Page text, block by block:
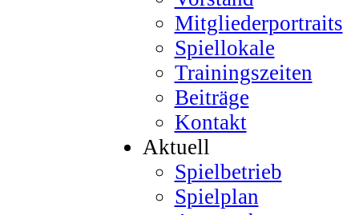
Mitgliederportraits
Spiellokale
Trainingszeiten
Beiträge
Kontakt
Aktuell
Spielbetrieb
Spielplan